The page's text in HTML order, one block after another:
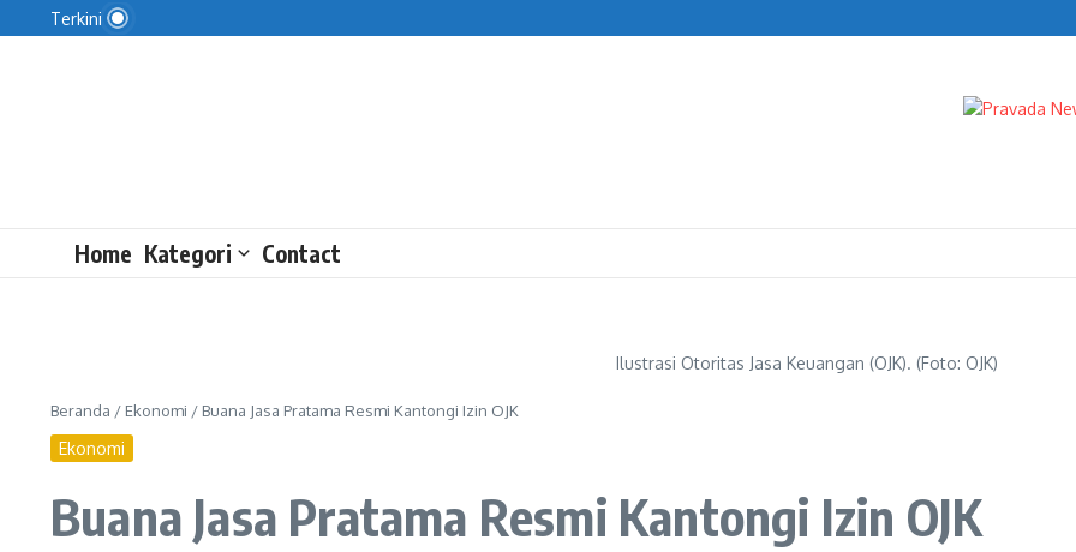
Lewati ke konten
Terkini
5 Pemain Persib U-18 Dapat Kesempatan Ikuti EPA Selection
Home Kategori Contact
Ilustrasi Otoritas Jasa Keuangan (OJK). (Foto: OJK)
Beranda / Ekonomi / Buana Jasa Pratama Resmi Kantongi Izin OJK
Ekonomi
Buana Jasa Pratama Resmi Kantongi Izin OJK